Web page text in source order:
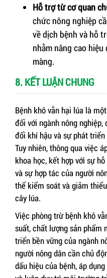
Hỗ trợ từ cơ quan
chức nông nghiệp
về dịch bệnh và hỗ
nhằm nâng cao
màng.
8. KẾT LUẬN CHUNG
Bệnh khô vằn hại lúa là
đối với ngành nông
đổi khí hậu và sự phát
Tuy nhiên, thông qua việc
khoa học, kết hợp với sự
và sự hợp tác của người
thể kiểm soát và giảm
cây lúa.
Việc phòng trừ bệnh khô
suất, chất lượng sản phẩm
triển bền vững của ngành
người nông dân cần chủ
dấu hiệu của bệnh, áp